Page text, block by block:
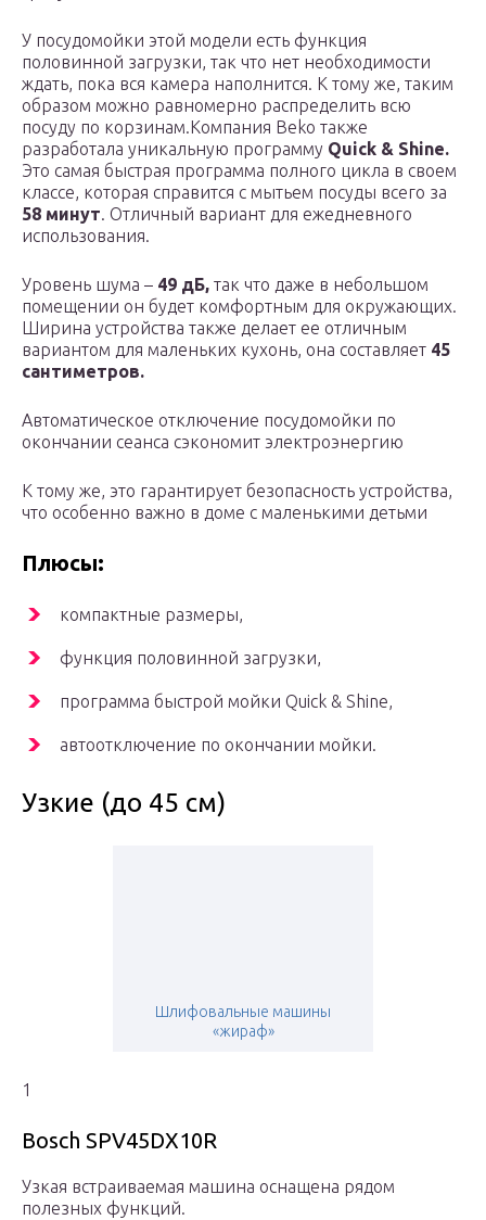
У посудомойки этой модели есть функция
половинной загрузки, так что нет необходимости
ждать, пока вся камера наполнится. К тому же, таким
образом можно равномерно распределить всю
посуду по корзинам.Компания Beko также
разработала уникальную программу Quick & Shine.
Это самая быстрая программа полного цикла в своем
классе, которая справится с мытьем посуды всего за
58 минут. Отличный вариант для ежедневного
использования.
Уровень шума – 49 дБ, так что даже в небольшом
помещении он будет комфортным для окружающих.
Ширина устройства также делает ее отличным
вариантом для маленьких кухонь, она составляет 45
сантиметров.
Автоматическое отключение посудомойки по
окончании сеанса сэкономит электроэнергию
К тому же, это гарантирует безопасность устройства,
что особенно важно в доме с маленькими детьми
Плюсы:
компактные размеры,
функция половинной загрузки,
программа быстрой мойки Quick & Shine,
автоотключение по окончании мойки.
Узкие (до 45 см)
Шлифовальные машины
«жираф»
1
Bosch SPV45DX10R
Узкая встраиваемая машина оснащена рядом
полезных функций.